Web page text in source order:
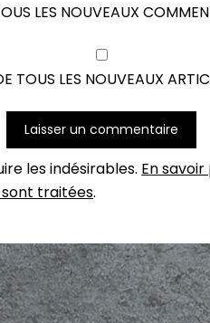
LES NOUVEAUX
TOUS LES NOUVEAUX
les indésirables. En
traitées.